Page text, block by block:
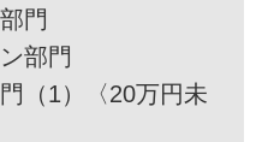
門
部門
（1）〈20万円未